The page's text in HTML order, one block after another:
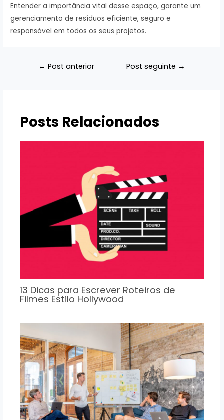
Entender a importância vital desse espaço, garante um
gerenciamento de resíduos eficiente, seguro e
responsável em todos os seus projetos.
Navegação
← Post anterior Post seguinte →
Posts Relacionados
13 Dicas para Escrever Roteiros de
Filmes Estilo Hollywood